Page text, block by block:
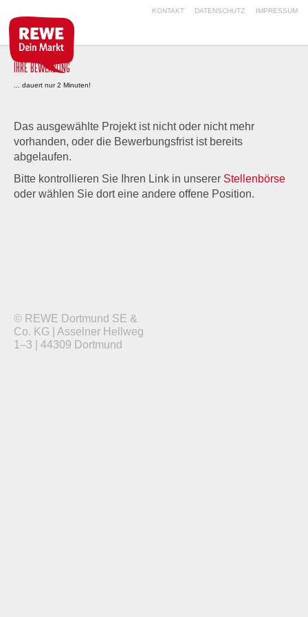
KONTAKT DATENSCHUTZ IMPRESSUM
IHRE BEWERBUNG
... dauert nur 2 Minuten!
Das ausgewählte Projekt ist nicht oder nicht mehr
vorhanden, oder die Bewerbungsfrist ist bereits
abgelaufen.
Bitte kontrollieren Sie Ihren Link in unserer Stellenbörse
oder wählen Sie dort eine andere offene Position.
© REWE Dortmund SE &
Co. KG | Asselner Hellweg
1–3 | 44309 Dortmund